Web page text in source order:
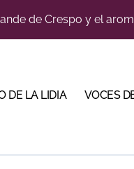
de recortes,
Grande en una tarde
con Julio
DE LA LIDIA VOCES